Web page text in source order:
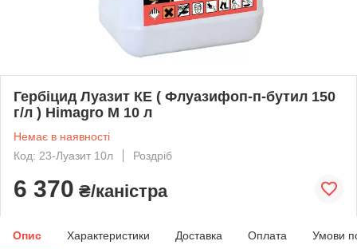
Гербіцид Луазит КЕ ( Флуазифоп-п-бутил 150
г/л ) Himagro M 10 л
Немає в наявності
Код: 23-Луазит 10л
Роздріб
6 370 ₴/каністра
Опис Характеристики Доставка Оплата Умови